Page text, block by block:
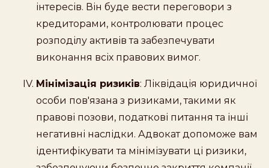
інтересів. Він буде вести переговори з
кредиторами, контролювати процес
розподілу активів та забезпечувати
виконання всіх правових вимог.
Мінімізація ризиків: Ліквідація юридичної
особи пов'язана з ризиками, такими як
правові позови, податкові питання та інші
негативні наслідки. Адвокат допоможе вам
ідентифікувати та мінімізувати ці ризики,